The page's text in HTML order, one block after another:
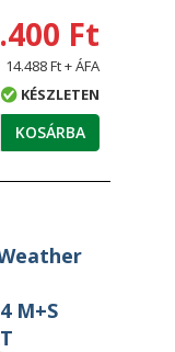
Ft
14.488 Ft + ÁFA
KÉSZLETEN
KOSÁRBA
M+S